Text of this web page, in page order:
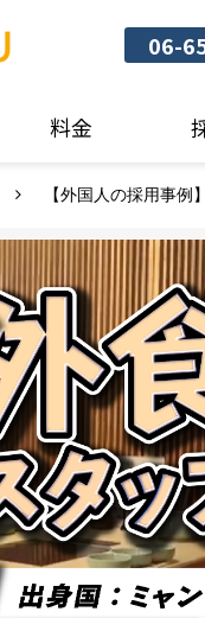
06-
料金
【外国人の採用事